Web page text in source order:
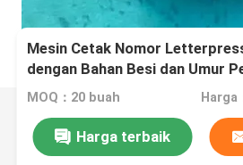
Mesin Cetak Nomor
dengan Bahan Besi dan Umur
untuk Suku Cadang Mesin Cetak
MOQ：20 buah
Harga terbaik